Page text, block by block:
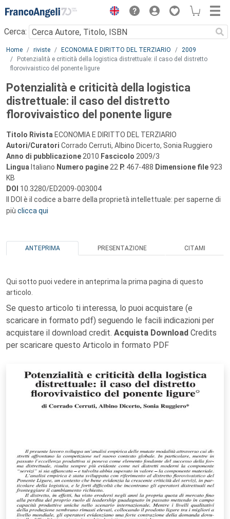
Menu
Cerca:
Main content
Home riviste ECONOMIA E DIRITTO DEL TERZIARIO
2009
Potenzialità e criticità della logistica distrettuale: il caso del distretto
florovivaistico del ponente ligure
Potenzialità e criticità della logistica
distrettuale: il caso del distretto
florovivaistico del ponente ligure
Titolo Rivista ECONOMIA E DIRITTO DEL TERZIARIO
Autori/Curatori Corrado Cerruti, Albino Dicerto, Sonia Ruggiero
Anno di pubblicazione 2010 Fascicolo 2009/3
Lingua Italiano Numero pagine 22 P. 467-488 Dimensione file923
KB
DOI 10.3280/ED2009-003004
Il DOI è il codice a barre della proprietà intellettuale: per saperne di
più clicca qui
ANTEPRIMA PRESENTAZIONE CITAMI
Qui sotto puoi vedere in anteprima la prima pagina di questo
articolo.
Se questo articolo ti interessa, lo puoi acquistare (e
scaricare in formato pdf) seguendo le facili indicazioni per
acquistare il download credit. Acquista Download Credits
per scaricare questo Articolo in formato PDF